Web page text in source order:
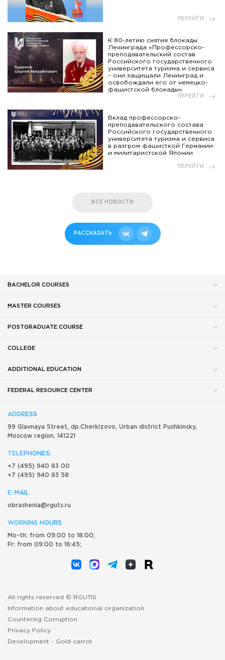
ПЕРЕЙТИ
К 80-летию снятия блокады
Ленинграда «Профессорско-
преподавательский состав
Российского государственного
университета туризма и сервиса
– они защищали Ленинград и
освобождали его от немецко-
фашистской блокады»
ПЕРЕЙТИ
Вклад профессорско-
преподавательского состава
Российского государственного
университета туризма и сервиса
в разгром фашисткой Германии
и милитаристской Японии
ПЕРЕЙТИ
ВСЕ НОВОСТИ
РАССКАЗАТЬ
BACHELOR COURSES
MASTER COURSES
POSTGRADUATE COURSE
COLLEGE
ADDITIONAL EDUCATION
FEDERAL RESOURCE CENTER
ADDRESS
99 Glavnaya Street, dp.Cherkizovo, Urban district Pushkinsky,
Moscow region, 141221
TELEPHONES:
+7 (495) 940 83 00
+7 (495) 940 83 58
E-MAIL
obrashenia@rguts.ru
WORKING HOURS
Mo-th: from 09:00 to 18:00;
Fr: from 09:00 to 16:45;
All rights reserved © RGUTIS
Information about educational organization
Countering Corruption
Privacy Policy
Development - Gold carrot